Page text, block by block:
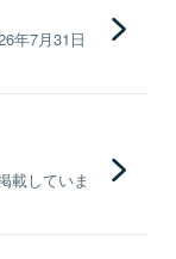
年7月31日
載していま